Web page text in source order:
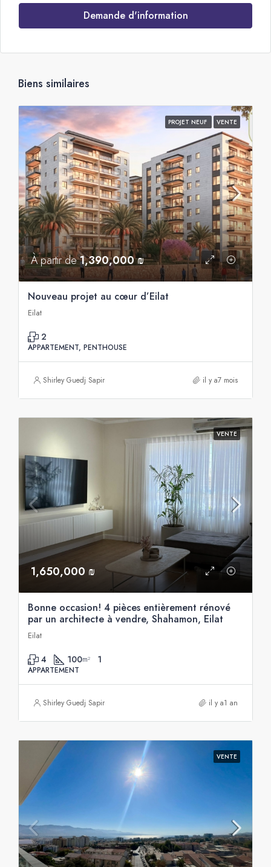
Demande d'information
Biens similaires
PROJET NEUF VENTE
À partir de1,390,000 ₪
Nouveau projet au cœur d’Eilat
Eilat
2
APPARTEMENT, PENTHOUSE
Shirley Guedj Sapir il y a7 mois
VENTE
1,650,000 ₪
Bonne occasion! 4 pièces entièrement rénové
par un architecte à vendre, Shahamon, Eilat
Eilat
4 100m² 1
APPARTEMENT
Shirley Guedj Sapir il y a1 an
VENTE